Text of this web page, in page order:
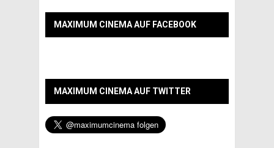
MAXIMUM CINEMA AUF FACEBOOK
MAXIMUM CINEMA AUF TWITTER